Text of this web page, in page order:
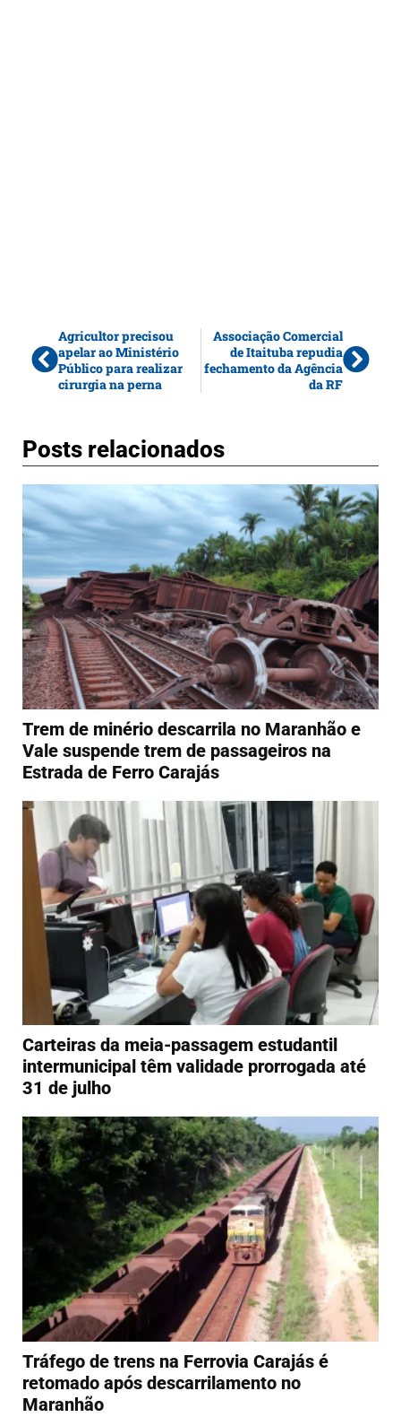
Agricultor precisou
apelar ao Ministério
Público para realizar
cirurgia na perna
Associação Comercial
de Itaituba repudia
fechamento da Agência
da RF
Posts relacionados
Trem de minério descarrila no Maranhão e
Vale suspende trem de passageiros na
Estrada de Ferro Carajás
Carteiras da meia-passagem estudantil
intermunicipal têm validade prorrogada até
31 de julho
Tráfego de trens na Ferrovia Carajás é
retomado após descarrilamento no
Maranhão